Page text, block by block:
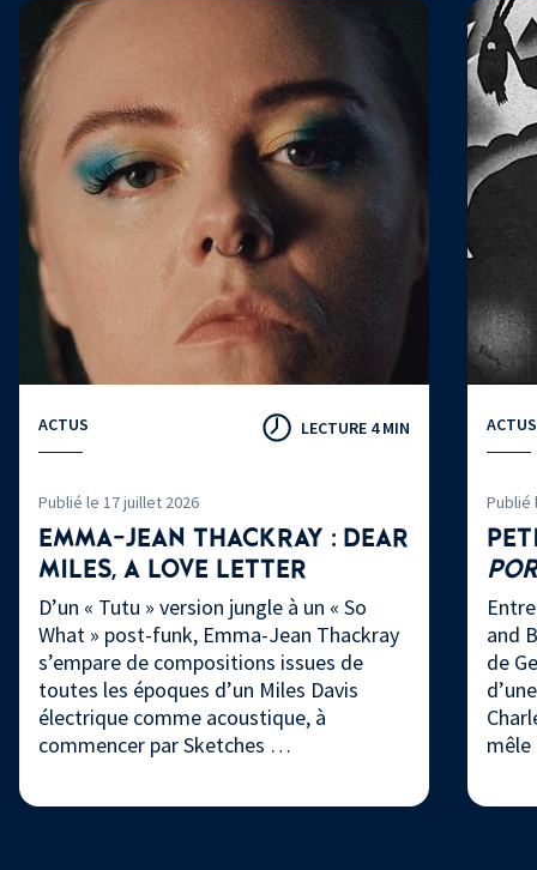
ACTUS LECTURE 4 MIN
Publié le 17 juillet 2026
EMMA-JEAN THACKRAY : DEAR
MILES, A LOVE LETTER
D’un « Tutu » version jungle à un « So
What » post-funk, Emma-Jean Thackray
s’empare de compositions issues de
toutes les époques d’un Miles Davis
électrique comme acoustique, à
commencer par Sketches …
ACTUS
Publié
and
de